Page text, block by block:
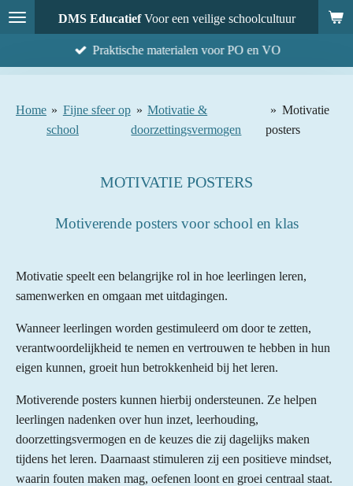
Ga
direct
DMS EducatiefVoor een veilige schoolcultuur
Praktische materialen voor PO en VO
Home » Fijne sfeer op
school
» Motivatie &
doorzettingsvermogen
» Motivatie
posters
MOTIVATIE POSTERS
Motiverende posters voor school en klas
Motivatie speelt een belangrijke rol in hoe leerlingen leren,
samenwerken en omgaan met uitdagingen.
Wanneer leerlingen worden gestimuleerd om door te zetten,
verantwoordelijkheid te nemen en vertrouwen te hebben in hun
eigen kunnen, groeit hun betrokkenheid bij het leren.
Motiverende posters kunnen hierbij ondersteunen. Ze helpen
leerlingen nadenken over hun inzet, leerhouding,
doorzettingsvermogen en de keuzes die zij dagelijks maken
tijdens het leren. Daarnaast stimuleren zij een positieve mindset,
waarin fouten maken mag, oefenen loont en groei centraal staat.